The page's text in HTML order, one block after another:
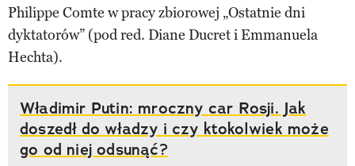
Philippe Comte w pracy zbiorowej „Ostatnie dni
dyktatorów” (pod red. Diane Ducret i Emmanuela
Hechta).
Władimir Putin: mroczny car Rosji. Jak
doszedł do władzy i czy ktokolwiek może
go od niej odsunąć?